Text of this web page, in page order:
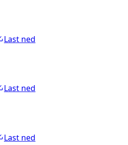
Last ned
Last ned
Last ned